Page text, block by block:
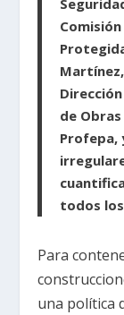
de
Profepa,
todos
Para
una política